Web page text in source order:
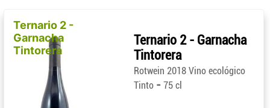
Ternario 2 -
Garnacha
Tintorera
Ternario 2 - Garnacha
Tintorera
Rotwein 2018 Vino ecológico
Tinto - 75 cl